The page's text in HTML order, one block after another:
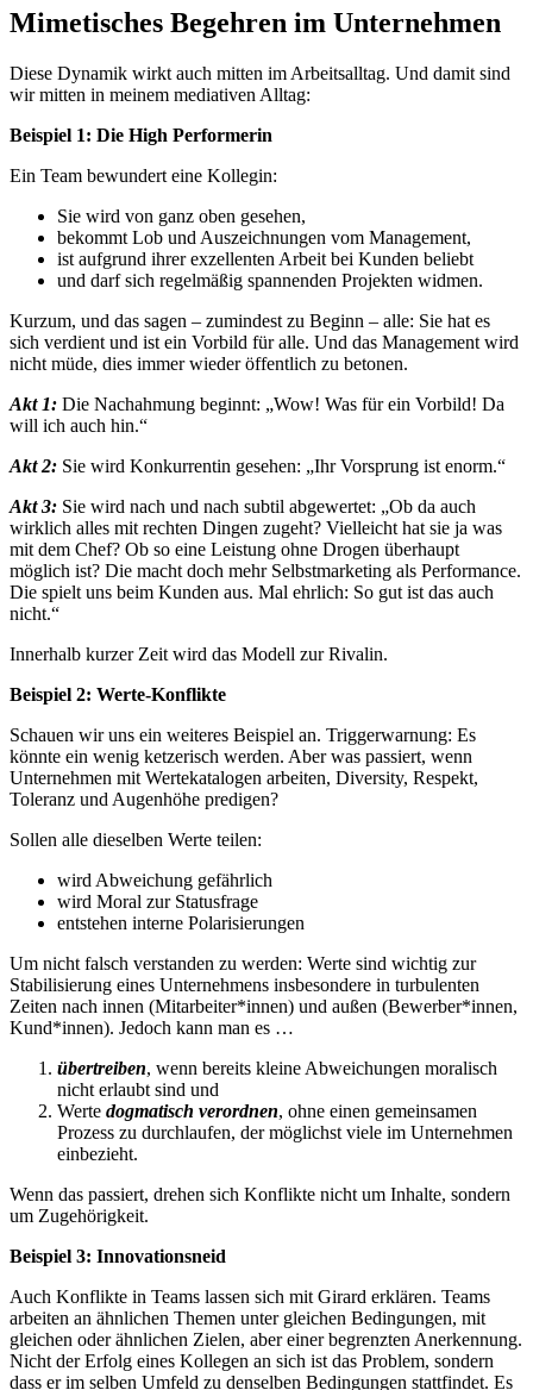
Mimetisches Begehren im Unternehmen
Diese Dynamik wirkt auch mitten im Arbeitsalltag. Und damit sind
wir mitten in meinem mediativen Alltag:
Beispiel 1: Die High Performerin
Ein Team bewundert eine Kollegin:
Sie wird von ganz oben gesehen,
bekommt Lob und Auszeichnungen vom Management,
ist aufgrund ihrer exzellenten Arbeit bei Kunden beliebt
und darf sich regelmäßig spannenden Projekten widmen.
Kurzum, und das sagen – zumindest zu Beginn – alle: Sie hat es
sich verdient und ist ein Vorbild für alle. Und das Management wird
nicht müde, dies immer wieder öffentlich zu betonen.
Akt 1: Die Nachahmung beginnt: „Wow! Was für ein Vorbild! Da
will ich auch hin.“
Akt 2: Sie wird Konkurrentin gesehen: „Ihr Vorsprung ist enorm.“
Akt 3: Sie wird nach und nach subtil abgewertet: „Ob da auch
wirklich alles mit rechten Dingen zugeht? Vielleicht hat sie ja was
mit dem Chef? Ob so eine Leistung ohne Drogen überhaupt
möglich ist? Die macht doch mehr Selbstmarketing als Performance.
Die spielt uns beim Kunden aus. Mal ehrlich: So gut ist das auch
nicht.“
Innerhalb kurzer Zeit wird das Modell zur Rivalin.
Beispiel 2: Werte-Konflikte
Schauen wir uns ein weiteres Beispiel an. Triggerwarnung: Es
könnte ein wenig ketzerisch werden. Aber was passiert, wenn
Unternehmen mit Wertekatalogen arbeiten, Diversity, Respekt,
Toleranz und Augenhöhe predigen?
Sollen alle dieselben Werte teilen:
wird Abweichung gefährlich
wird Moral zur Statusfrage
entstehen interne Polarisierungen
Um nicht falsch verstanden zu werden: Werte sind wichtig zur
Stabilisierung eines Unternehmens insbesondere in turbulenten
Zeiten nach innen (Mitarbeiter*innen) und außen (Bewerber*innen,
Kund*innen). Jedoch kann man es …
übertreiben, wenn bereits kleine Abweichungen moralisch
nicht erlaubt sind und
Werte dogmatisch verordnen, ohne einen gemeinsamen
Prozess zu durchlaufen, der möglichst viele im Unternehmen
einbezieht.
Wenn das passiert, drehen sich Konflikte nicht um Inhalte, sondern
um Zugehörigkeit.
Beispiel 3: Innovationsneid
Auch Konflikte in Teams lassen sich mit Girard erklären. Teams
arbeiten an ähnlichen Themen unter gleichen Bedingungen, mit
gleichen oder ähnlichen Zielen, aber einer begrenzten Anerkennung.
Nicht der Erfolg eines Kollegen an sich ist das Problem, sondern
dass er im selben Umfeld zu denselben Bedingungen stattfindet. Es